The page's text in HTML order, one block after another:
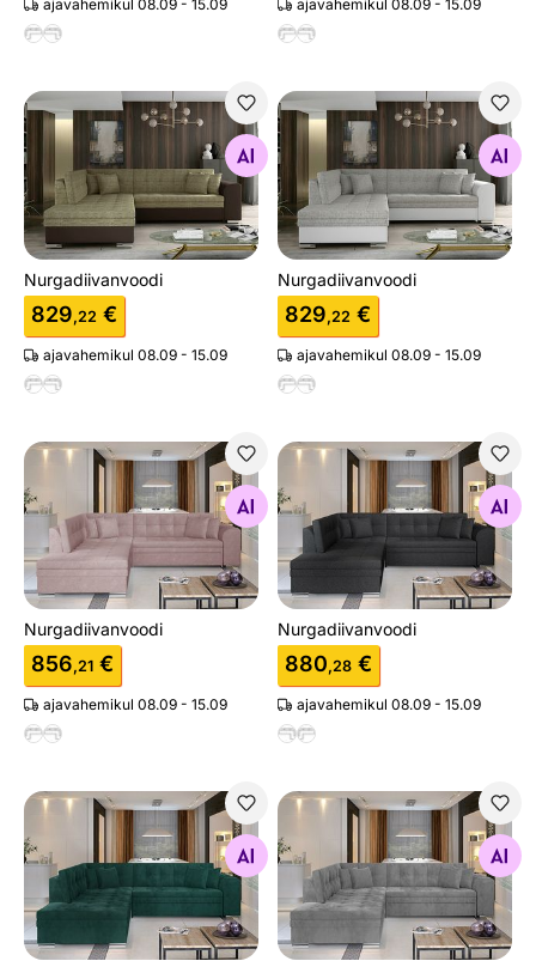
ajavahemikul 08.09 - 15.09 ajavahemikul 08.09 - 15.09
Nurgadiivanvoodi
Otsi sarnaseid
Nurgadiivanvoodi
829,22 €
ajavahemikul 08.09 - 15.09
Nurgadiivanvoodi
Otsi sarnaseid
Nurgadiivanvoodi
829,22 €
ajavahemikul 08.09 - 15.09
Nurgadiivanvoodi
Otsi sarnaseid
Nurgadiivanvoodi
856,21 €
ajavahemikul 08.09 - 15.09
Nurgadiivanvoodi
Otsi sarnaseid
Nurgadiivanvoodi
880,28 €
ajavahemikul 08.09 - 15.09
Nurgadiivanvoodi
Otsi sarnaseid
Nurgadiivanvoodi
Otsi sarnaseid